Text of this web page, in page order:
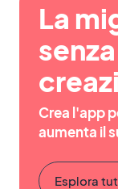
La
Crea l'app
aumenta il
Esplora